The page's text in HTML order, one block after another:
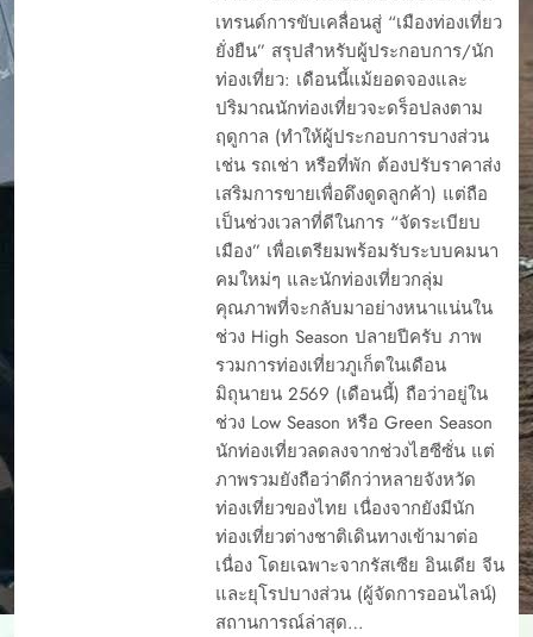
เทรนด์การขับเคลื่อนสู่ “เมืองท่องเที่ยว
ยั่งยืน” สรุปสำหรับผู้ประกอบการ/นัก
ท่องเที่ยว: เดือนนี้แม้ยอดจองและ
ปริมาณนักท่องเที่ยวจะดร็อปลงตาม
ฤดูกาล (ทำให้ผู้ประกอบการบางส่วน
เช่น รถเช่า หรือที่พัก ต้องปรับราคาส่ง
เสริมการขายเพื่อดึงดูดลูกค้า) แต่ถือ
เป็นช่วงเวลาที่ดีในการ “จัดระเบียบ
เมือง” เพื่อเตรียมพร้อมรับระบบคมนา
คมใหม่ๆ และนักท่องเที่ยวกลุ่ม
คุณภาพที่จะกลับมาอย่างหนาแน่นใน
ช่วง High Season ปลายปีครับ ภาพ
รวมการท่องเที่ยวภูเก็ตในเดือน
มิถุนายน 2569 (เดือนนี้) ถือว่าอยู่ใน
ช่วง Low Season หรือ Green Season
นักท่องเที่ยวลดลงจากช่วงไฮซีซั่น แต่
ภาพรวมยังถือว่าดีกว่าหลายจังหวัด
ท่องเที่ยวของไทย เนื่องจากยังมีนัก
ท่องเที่ยวต่างชาติเดินทางเข้ามาต่อ
เนื่อง โดยเฉพาะจากรัสเซีย อินเดีย จีน
และยุโรปบางส่วน (ผู้จัดการออนไลน์)
สถานการณ์ล่าสุด…